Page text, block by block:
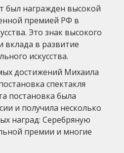
был награжден высокой
премией РФ в
Это знак высокого
вклада в развитие
искусства.
достижений Михаила
спектакля
постановка была
и получила несколько
наград: Серебряную
премии и многие